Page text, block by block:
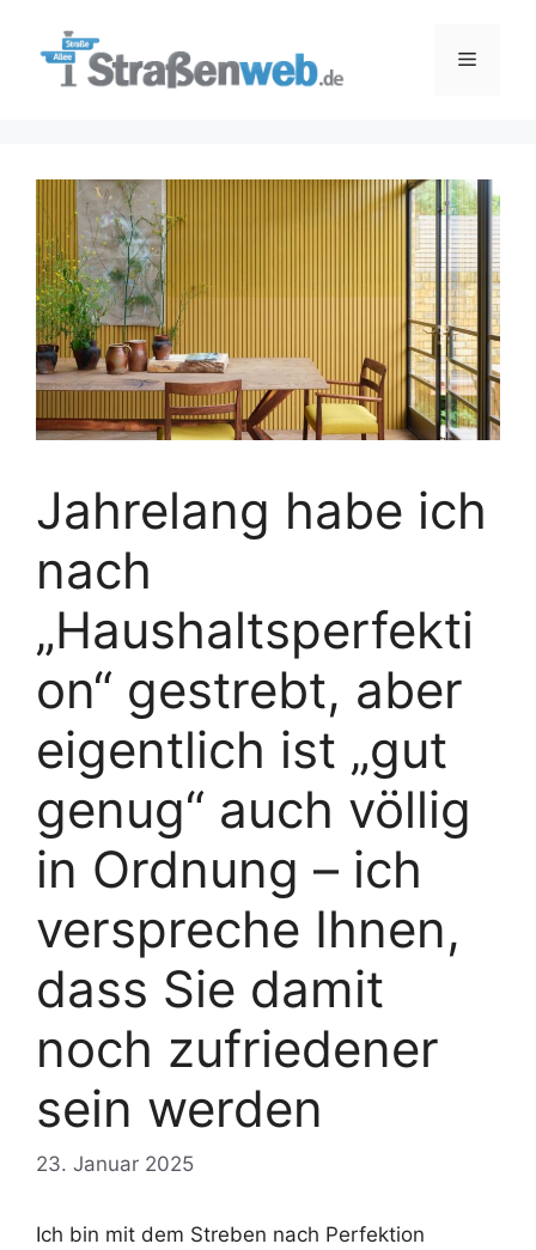
Menü
Jahrelang habe ich
nach
„Haushaltsperfekti
on“ gestrebt, aber
eigentlich ist „gut
genug“ auch völlig
in Ordnung – ich
verspreche Ihnen,
dass Sie damit
noch zufriedener
sein werden
23. Januar 2025
Ich bin mit dem Streben nach Perfektion